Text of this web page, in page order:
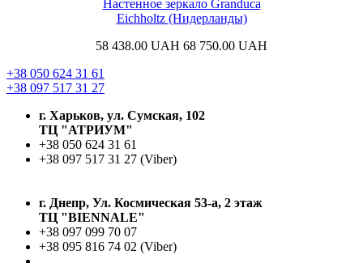
Настенное зеркало Granduca
Eichholtz (Нидерланды)
58 438.00 UAH 68 750.00 UAH
+38 050 624 31 61
+38 097 517 31 27
г. Харьков, ул. Сумская, 102
ТЦ "АТРИУМ"
+38 050 624 31 61
+38 097 517 31 27 (Viber)
г. Днепр, Ул. Космическая 53-а, 2 этаж
ТЦ "BIENNALE"
+38 097 099 70 07
+38 095 816 74 02 (Viber)